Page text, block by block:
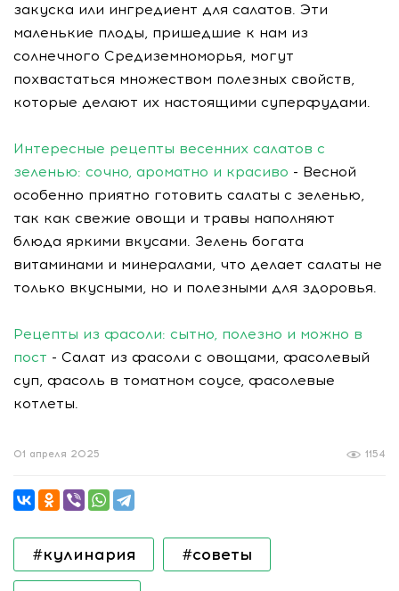
закуска или ингредиент для салатов. Эти
маленькие плоды, пришедшие к нам из
солнечного Средиземноморья, могут
похвастаться множеством полезных свойств,
которые делают их настоящими суперфудами.
Интересные рецепты весенних салатов с
зеленью: сочно, ароматно и красиво - Весной
особенно приятно готовить салаты с зеленью,
так как свежие овощи и травы наполняют
блюда яркими вкусами. Зелень богата
витаминами и минералами, что делает салаты не
только вкусными, но и полезными для здоровья.
Рецепты из фасоли: сытно, полезно и можно в
пост - Салат из фасоли с овощами, фасолевый
суп, фасоль в томатном соусе, фасолевые
котлеты.
1154
01 апреля 2025
#кулинария #советы